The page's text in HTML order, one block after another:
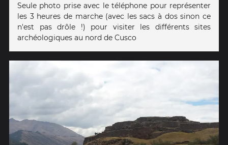
Seule photo prise avec le téléphone pour représenter
les 3 heures de marche (avec les sacs à dos sinon ce
n'est pas drôle !) pour visiter les différents sites
archéologiques au nord de Cusco